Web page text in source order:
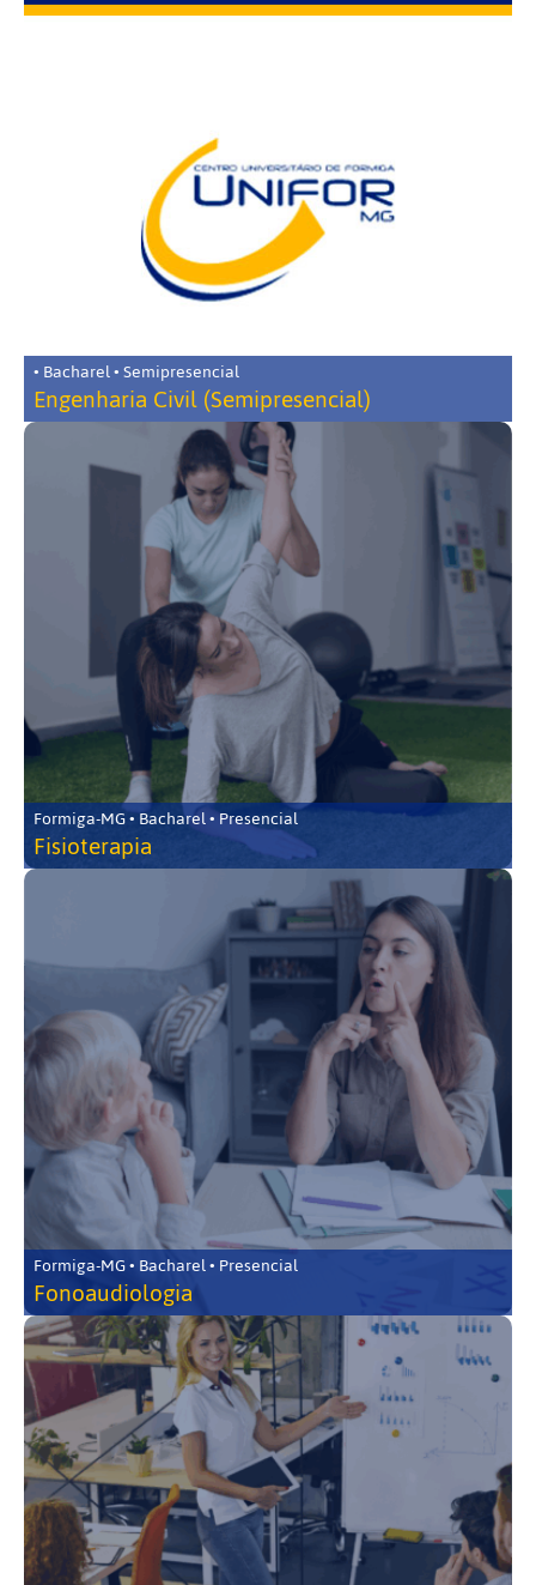
• Bacharel • Semipresencial
Engenharia Civil (Semipresencial)
Formiga-MG • Bacharel • Presencial
Fisioterapia
Formiga-MG • Bacharel • Presencial
Fonoaudiologia